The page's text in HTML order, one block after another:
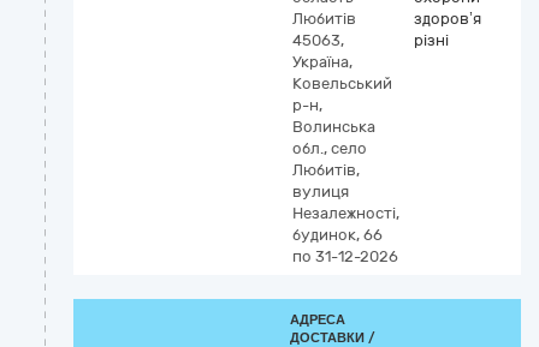
Любитів
45063,
Україна,
Ковельський
р-н,
Волинська
обл., село
Любитів,
вулиця
Незалежності,
будинок, 66
по 31-12-2026
здоров’я
різні
АДРЕСА
ДОСТАВКИ /